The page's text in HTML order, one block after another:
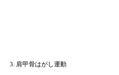
3. 肩甲骨はがし運動